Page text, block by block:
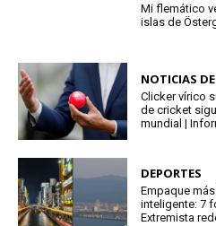
Mi flemático
islas de
NOTICIAS
Clicker vírico
de cricket
mundial |
DEPORTES
Empaque
inteligente: 7
Extremista